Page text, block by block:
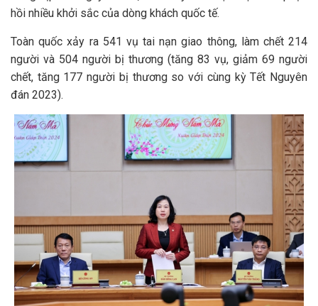
hồi nhiều khởi sắc của dòng khách quốc tế.
Toàn quốc xảy ra 541 vụ tai nạn giao thông, làm chết 214
người và 504 người bị thương (tăng 83 vụ, giảm 69 người
chết, tăng 177 người bị thương so với cùng kỳ Tết Nguyên
đán 2023).